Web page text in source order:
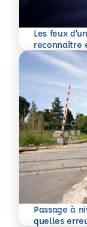
Les feux
reconnaître
En savoir plus
Passage à
quelles
En savoir plus